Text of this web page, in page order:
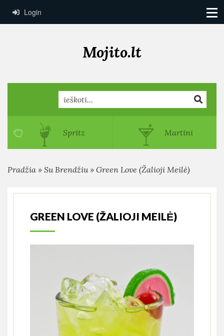
Login
Mojito.lt
Spritz Martini
Pradžia » Su Brendžiu» Green Love (Žalioji Meilė)
GREEN LOVE (ŽALIOJI MEILĖ)